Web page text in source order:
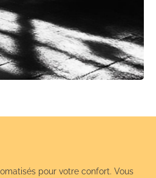
pour votre confort. Vous